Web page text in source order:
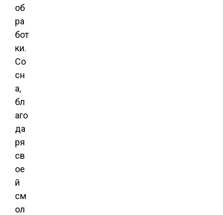
об
ра
бот
ки.
Со
сн
а,
бл
аго
да
ря
св
ое
й
см
ол